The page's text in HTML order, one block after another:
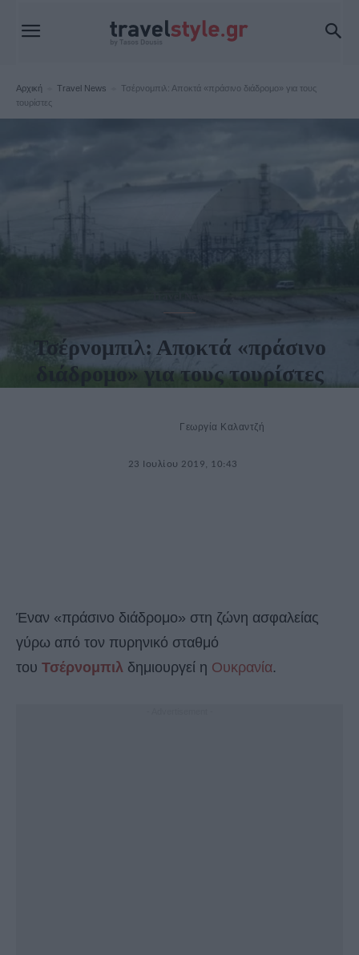
Αρχική Travel News
Τσέρνομπιλ: Αποκτά «πράσινο διάδρομο» για τους
τουρίστες
Τσέρνομπιλ: Αποκτά «πράσινο
διάδρομο» για τους τουρίστες
Γεωργία Καλαντζή
23 Ιουλίου 2019, 10:43
Έναν «πράσινο διάδρομο» στη ζώνη ασφαλείας
γύρω από τον πυρηνικό σταθμό
του Τσέρνομπιλ δημιουργεί η Ουκρανία.